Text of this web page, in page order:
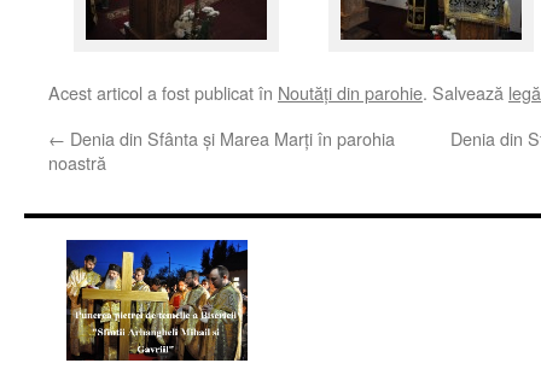
Acest articol a fost publicat în Noutăţi din parohie. Salvează
← Denia din Sfânta şi Marea Marţi în parohia
noastră
Denia din